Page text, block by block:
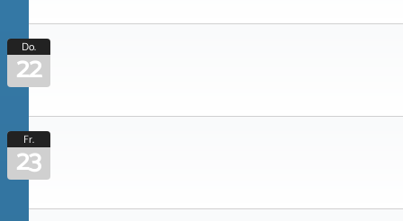
Do.
22
Fr.
23